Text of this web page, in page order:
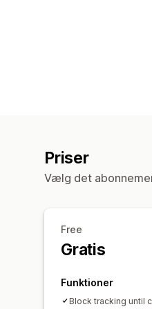
Priser
Vælg det
Free
Gratis
Funktioner
Block tracking until